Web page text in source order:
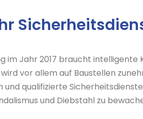
im Jahr 2017 braucht intelligente
vor allem auf Baustellen
und qualifizierte
und Diebstahl zu